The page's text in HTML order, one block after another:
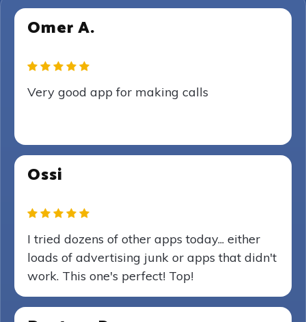
Omer A.
Very good app for making calls
Ossi
I tried dozens of other apps today... either
loads of advertising junk or apps that didn't
work. This one's perfect! Top!